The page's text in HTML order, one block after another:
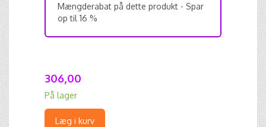
Mængderabat på dette produkt - Spar
op til 16 %
306,00
På lager
Læg i kurv